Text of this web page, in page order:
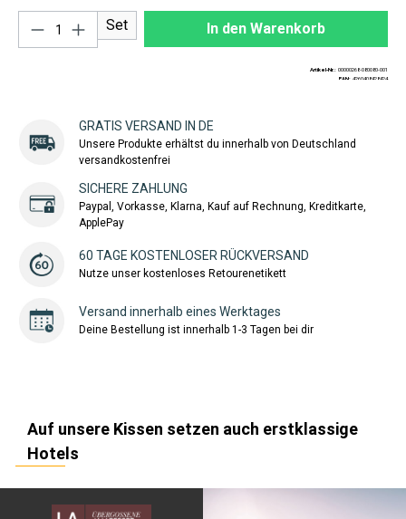
Produkt Anzahl: Gib den gewünschten
Set In den Warenkorb
Artikel-Nr.: 00000268-080080-001
EAN: 4260408428424
GRATIS VERSAND IN DE
Unsere Produkte erhältst du innerhalb von Deutschland
versandkostenfrei
SICHERE ZAHLUNG
Paypal, Vorkasse, Klarna, Kauf auf Rechnung, Kreditkarte,
ApplePay
60 TAGE KOSTENLOSER RÜCKVERSAND
Nutze unser kostenloses Retourenetikett
Versand innerhalb eines Werktages
Deine Bestellung ist innerhalb 1-3 Tagen bei dir
Auf unsere Kissen setzen auch erstklassige
Hotels